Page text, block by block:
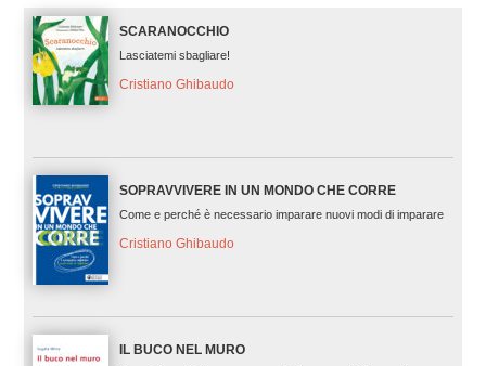
SCARANOCCHIO
Lasciatemi sbagliare!
Cristiano Ghibaudo
SOPRAVVIVERE IN UN MONDO CHE CORRE
Come e perché è necessario imparare nuovi modi di imparare
Cristiano Ghibaudo
IL BUCO NEL MURO